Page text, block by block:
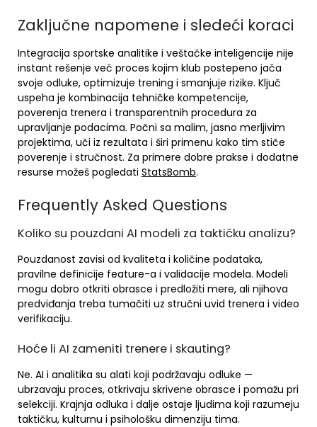
Zaključne napomene i sledeći koraci
Integracija sportske analitike i veštačke inteligencije nije
instant rešenje već proces kojim klub postepeno jača
svoje odluke, optimizuje trening i smanjuje rizike. Ključ
uspeha je kombinacija tehničke kompetencije,
poverenja trenera i transparentnih procedura za
upravljanje podacima. Počni sa malim, jasno merljivim
projektima, uči iz rezultata i širi primenu kako tim stiče
poverenje i stručnost. Za primere dobre prakse i dodatne
resurse možeš pogledati StatsBomb.
Frequently Asked Questions
Koliko su pouzdani AI modeli za taktičku analizu?
Pouzdanost zavisi od kvaliteta i količine podataka,
pravilne definicije feature-a i validacije modela. Modeli
mogu dobro otkriti obrasce i predložiti mere, ali njihova
predviđanja treba tumačiti uz stručni uvid trenera i video
verifikaciju.
Hoće li AI zameniti trenere i skauting?
Ne. AI i analitika su alati koji podržavaju odluke —
ubrzavaju proces, otkrivaju skrivene obrasce i pomažu pri
selekciji. Krajnja odluka i dalje ostaje ljudima koji razumeju
taktičku, kulturnu i psihološku dimenziju tima.